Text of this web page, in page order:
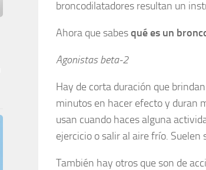
broncodilatadores resultan un
Ahora que sabesqué es un
Agonistas beta-2
Hay de corta duración que
minutos en hacer efecto y duran
usan cuando haces alguna
ejercicio o salir al aire frío.
También hay otros que son de